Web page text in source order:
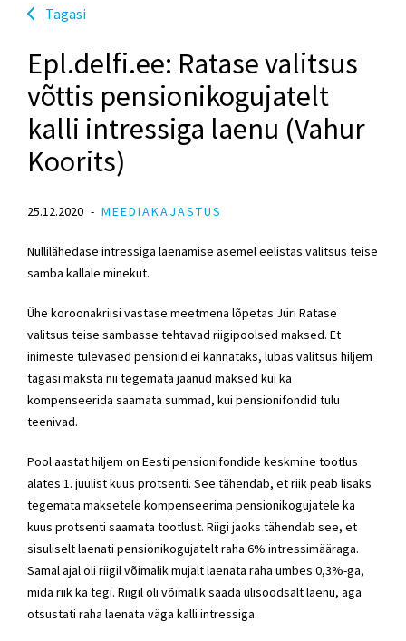
Tagasi
Epl.delfi.ee: Ratase valitsus
võttis pensionikogujatelt
kalli intressiga laenu (Vahur
Koorits)
25.12.2020 MEEDIAKAJASTUS
Nullilähedase intressiga laenamise asemel eelistas valitsus teise
samba kallale minekut.
Ühe koroonakriisi vastase meetmena lõpetas Jüri Ratase
valitsus teise sambasse tehtavad riigipoolsed maksed. Et
inimeste tulevased pensionid ei kannataks, lubas valitsus hiljem
tagasi maksta nii tegemata jäänud maksed kui ka
kompenseerida saamata summad, kui pensionifondid tulu
teenivad.
Pool aastat hiljem on Eesti pensionifondide keskmine tootlus
alates 1. juulist kuus protsenti. See tähendab, et riik peab lisaks
tegemata maksetele kompenseerima pensionikogujatele ka
kuus protsenti saamata tootlust. Riigi jaoks tähendab see, et
sisuliselt laenati pensionikogujatelt raha 6% intressimääraga.
Samal ajal oli riigil võimalik mujalt laenata raha umbes 0,3%-ga,
mida riik ka tegi. Riigil oli võimalik saada ülisoodsalt laenu, aga
otsustati raha laenata väga kalli intressiga.